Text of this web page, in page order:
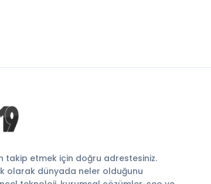
takip etmek için doğru adrestesiniz.
olarak dünyada neler olduğunu